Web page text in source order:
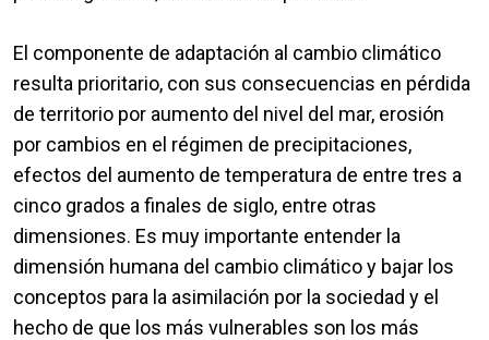
El componente de adaptación al cambio climático
resulta prioritario, con sus consecuencias en pérdida
de territorio por aumento del nivel del mar, erosión
por cambios en el régimen de precipitaciones,
efectos del aumento de temperatura de entre tres a
cinco grados a finales de siglo, entre otras
dimensiones. Es muy importante entender la
dimensión humana del cambio climático y bajar los
conceptos para la asimilación por la sociedad y el
hecho de que los más vulnerables son los más